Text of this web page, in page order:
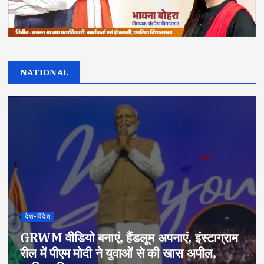
NATIONAL
देश-विदेश
GRWM वीडियो बनाएं, हैंडलूम अपनाएं, इंस्टाग्राम
रील में पीएम मोदी ने युवाओं से की खास अपील,